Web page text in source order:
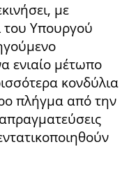
με
του Υπουργού
ενιαίο μέτωπο
κονδύλια
πλήγμα από την